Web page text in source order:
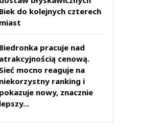
Biek do kolejnych czterech
miast
Biedronka pracuje nad
atrakcyjnością cenową.
Sieć mocno reaguje na
niekorzystny ranking i
pokazuje nowy, znacznie
lepszy...